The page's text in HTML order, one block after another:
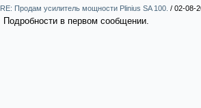
RE: Продам усилитель мощности Plinius SA 100. / 02-08-
Подробности в первом сообщении.